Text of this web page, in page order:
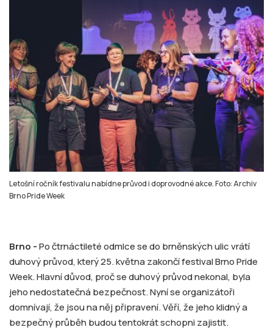
Letošní ročník festivalu nabídne průvod i doprovodné akce. Foto: Archiv
Brno Pride Week
Brno -Po čtrnáctileté odmlce se do brněnských ulic vrátí
duhový průvod, který 25. května zakončí festival Brno Pride
Week. Hlavní důvod, proč se duhový průvod nekonal, byla
jeho nedostatečná bezpečnost. Nyní se organizátoři
domnívají, že jsou na něj připravení. Věří, že jeho klidný a
bezpečný průběh budou tentokrát schopni zajistit.